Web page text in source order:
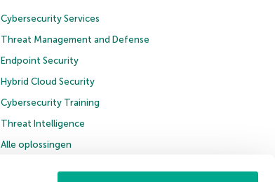
Cybersecurity Services
Threat Management and Defense
Endpoint Security
Hybrid Cloud Security
Cybersecurity Training
Threat Intelligence
Alle oplossingen